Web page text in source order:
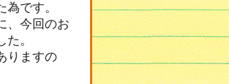
です。
、今回のお
。
りますの